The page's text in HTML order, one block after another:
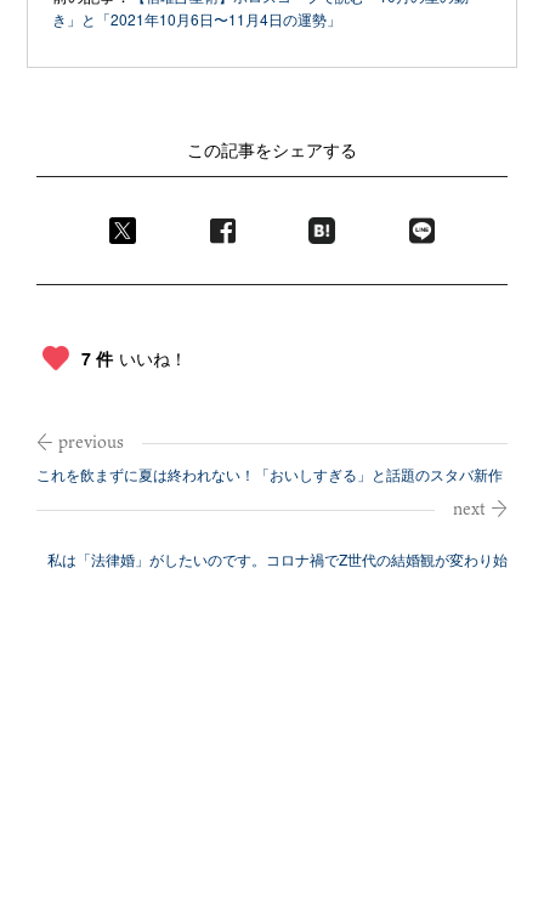
き」と「2021年10月6日〜11月4日の運勢」
この記事をシェアする
7 件 いいね！
これを飲まずに夏は終われない！「おいしすぎる」と話題のスタバ新作
私は「法律婚」がしたいのです。コロナ禍でZ世代の結婚観が変わり始